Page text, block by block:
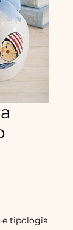
e tipologia